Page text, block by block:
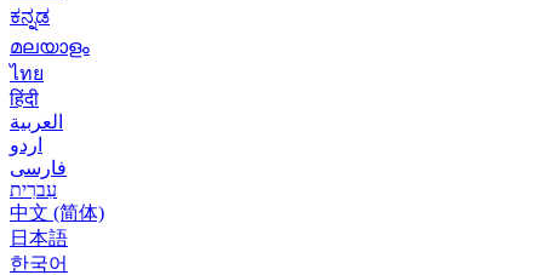
ಕನ್ನಡ
മലയാളം
ไทย
हिंदी
العربية
اردو
فارسی
עִברִית
中文 (简体)
日本語
한국어